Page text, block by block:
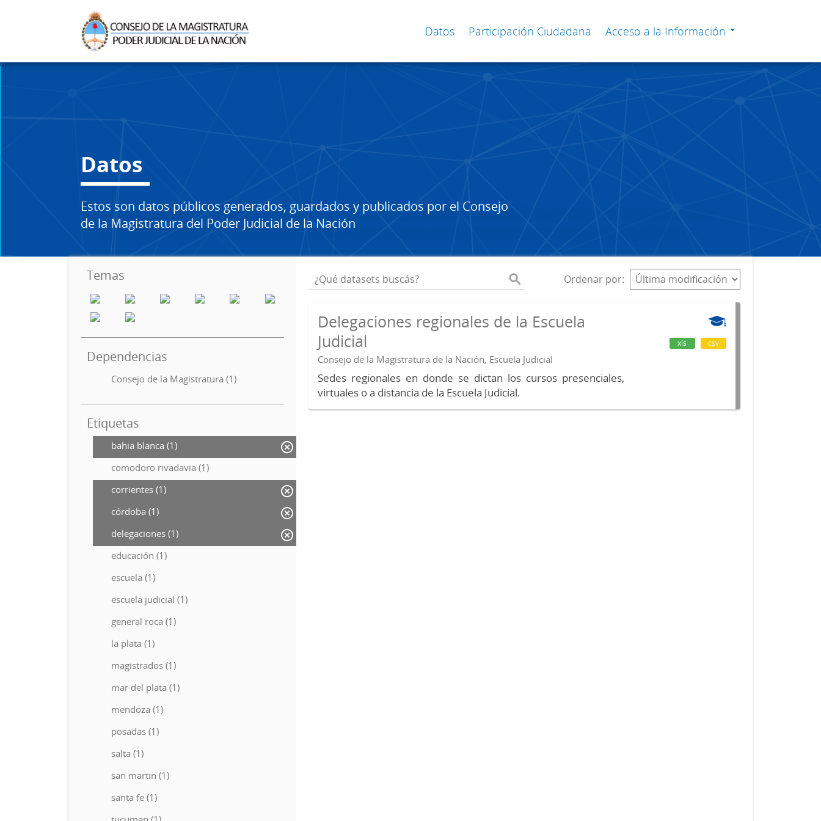
Datos Participación Ciudadana Acceso a la Información
Datos
Estos son datos públicos generados, guardados y publicados por el Consejo
de la Magistratura del Poder Judicial de la Nación
Temas
Dependencias
Consejo de la Magistratura (1)
Etiquetas
bahia blanca (1)
comodoro rivadavia (1)
corrientes (1)
córdoba (1)
delegaciones (1)
educación (1)
escuela (1)
escuela judicial (1)
general roca (1)
la plata (1)
magistrados (1)
mar del plata (1)
mendoza (1)
posadas (1)
salta (1)
san martin (1)
santa fe (1)
Ordenar por
Delegaciones regionales de la Escuela
Judicial
Consejo de la Magistratura de la Nación, Escuela Judicial
Sedes regionales en donde se dictan los cursos presenciales,
virtuales o a distancia de la Escuela Judicial.
xls csv